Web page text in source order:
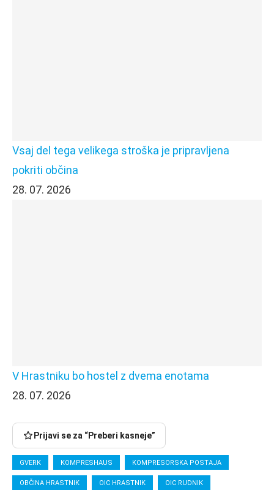
Vsaj del tega velikega stroška je pripravljena
pokriti občina
28. 07. 2026
V Hrastniku bo hostel z dvema enotama
28. 07. 2026
Prijavi se za “Preberi kasneje”
GVERK KOMPRESHAUS KOMPRESORSKA POSTAJA
OBČINA HRASTNIK OIC HRASTNIK OIC RUDNIK